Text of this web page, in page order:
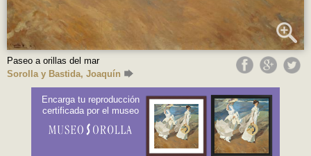
Paseo a orillas del mar
Sorolla y Bastida, Joaquín
Encarga tu reproducción
certificada por el museo